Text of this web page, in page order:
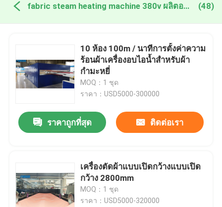
fabric steam heating machine 380v ผลิตออนไลน์ (48)
10 ห้อง 100m / นาทีการตั้งค่าความ
ร้อนผ้าเครื่องอบไอน้ำสำหรับผ้า
กำมะหยี่
MOQ：1 ชุด
ราคา：USD5000-300000
ราคาถูกที่สุด ติดต่อเรา
เครื่องตัดผ้าแบบเปิดกว้างแบบเปิด
กว้าง 2800mm
MOQ：1 ชุด
ราคา：USD5000-320000